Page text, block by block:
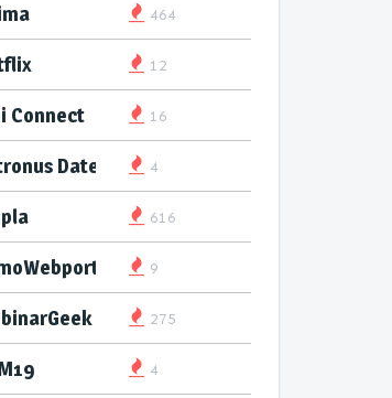
464
12
Connect 16
Datenservice
4
616
9
275
4